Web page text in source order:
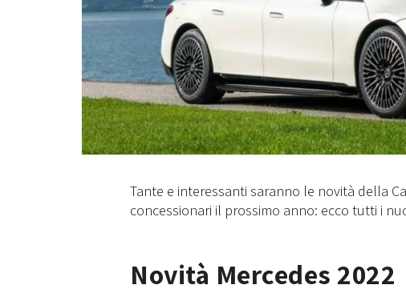
Tante e interessanti saranno le novità della
concessionari il prossimo anno: ecco tutti i
Novità Mercedes 2022